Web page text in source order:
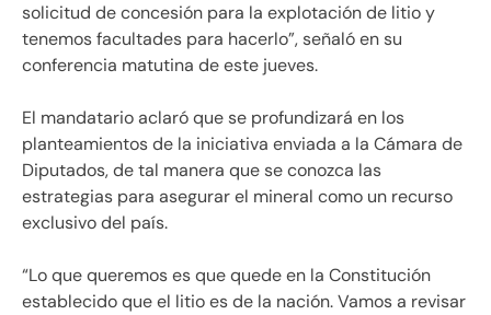
solicitud de concesión para la explotación de litio y
tenemos facultades para hacerlo”, señaló en su
conferencia matutina de este jueves.
El mandatario aclaró que se profundizará en los
planteamientos de la iniciativa enviada a la Cámara de
Diputados, de tal manera que se conozca las
estrategias para asegurar el mineral como un recurso
exclusivo del país.
“Lo que queremos es que quede en la Constitución
establecido que el litio es de la nación. Vamos a revisar